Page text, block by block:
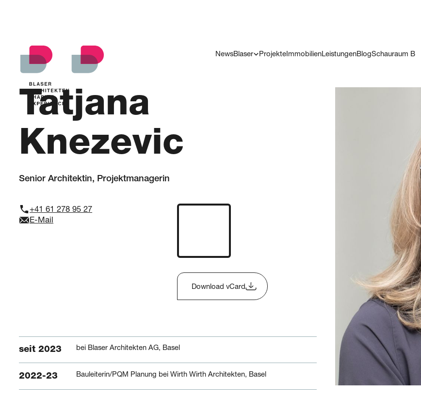
NewsBlaser ProjekteImmobilienLeistungenBlogSchauraum B
zurück
Tatjana
Knezevic
Senior Architektin, Projektmanagerin
+41 61 278 95 27
E-Mail
Download vCard
seit 2023 bei Blaser Architekten AG, Basel
2022-23 Bauleiterin/PQM Planung bei Wirth Wirth Architekten, Basel